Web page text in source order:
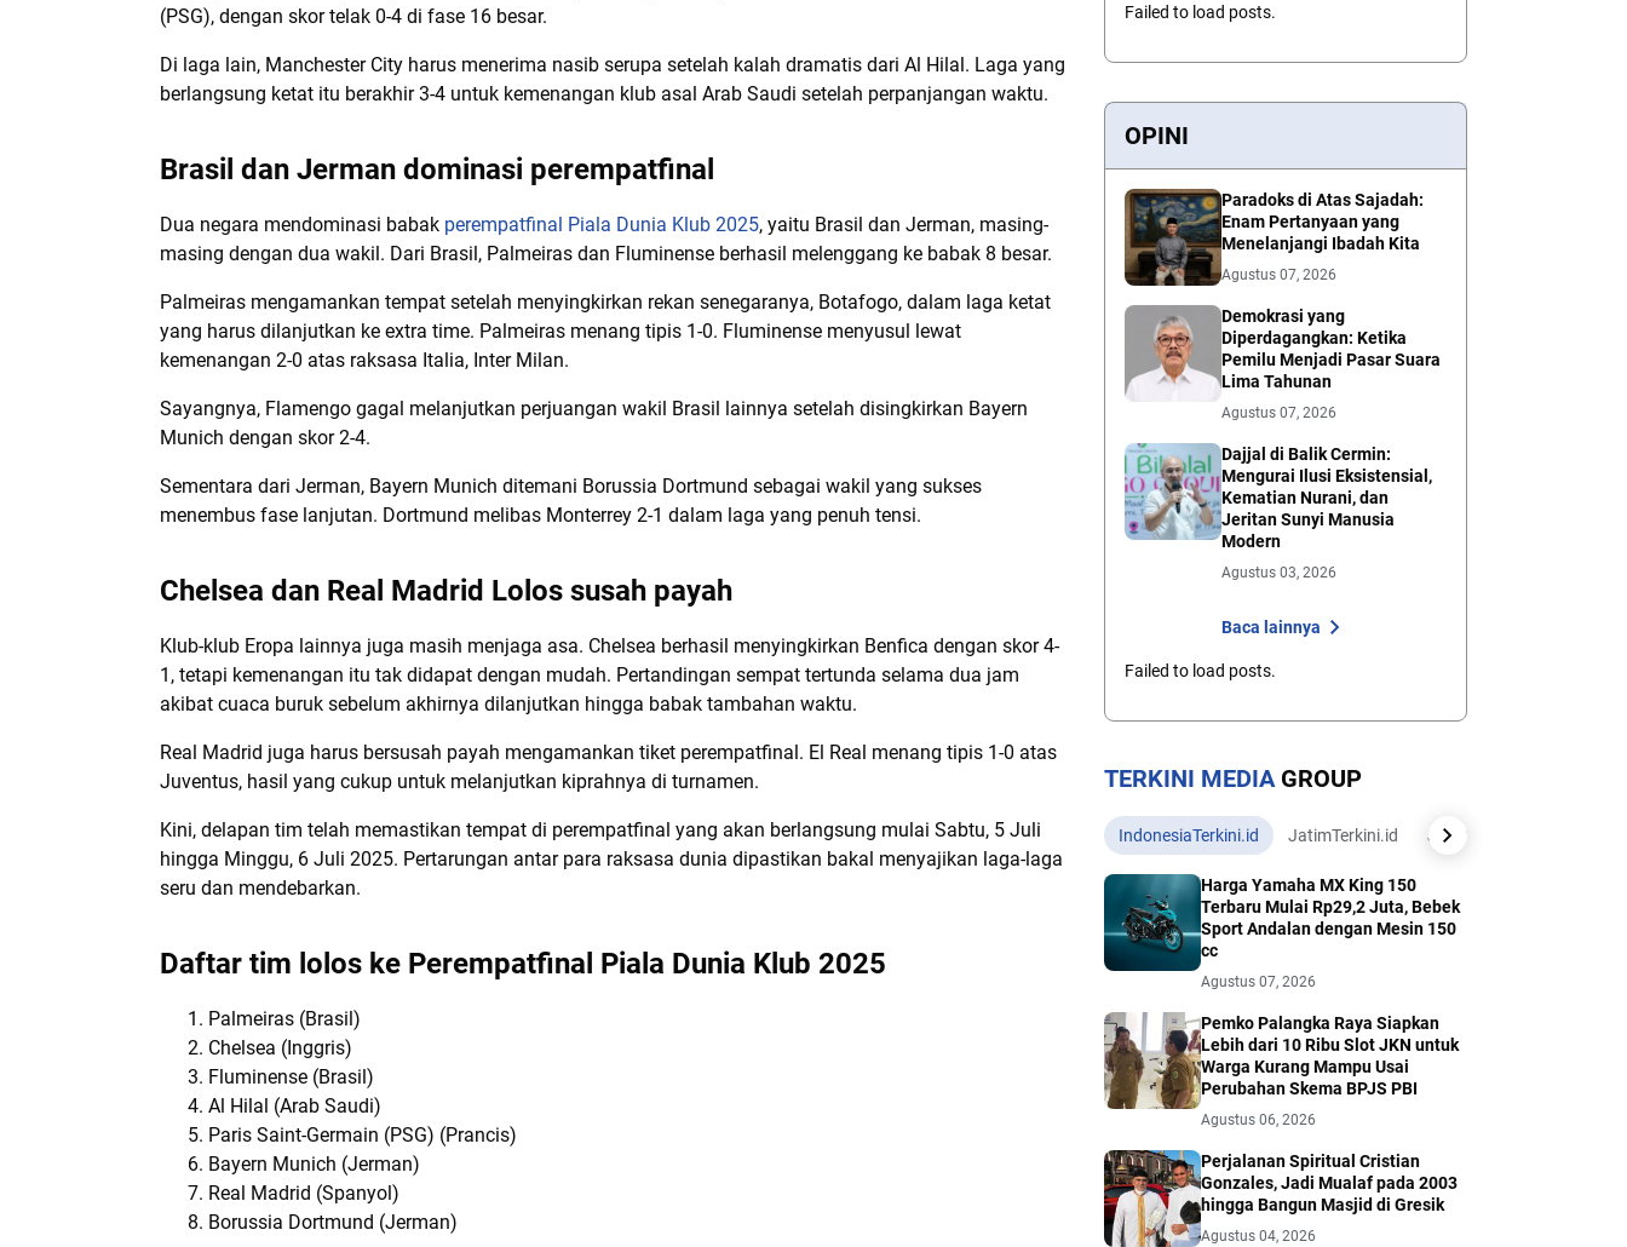
(PSG), dengan skor telak 0-4 di fase 16 besar.
Di laga lain, Manchester City harus menerima nasib serupa setelah kalah dramatis dari Al Hilal. Laga yang
berlangsung ketat itu berakhir 3-4 untuk kemenangan klub asal Arab Saudi setelah perpanjangan waktu.
Brasil dan Jerman dominasi perempatfinal
Dua negara mendominasi babak perempatfinal Piala Dunia Klub 2025, yaitu Brasil dan Jerman, masing-
masing dengan dua wakil. Dari Brasil, Palmeiras dan Fluminense berhasil melenggang ke babak 8 besar.
Palmeiras mengamankan tempat setelah menyingkirkan rekan senegaranya, Botafogo, dalam laga ketat
yang harus dilanjutkan ke extra time. Palmeiras menang tipis 1-0. Fluminense menyusul lewat
kemenangan 2-0 atas raksasa Italia, Inter Milan.
Sayangnya, Flamengo gagal melanjutkan perjuangan wakil Brasil lainnya setelah disingkirkan Bayern
Munich dengan skor 2-4.
Sementara dari Jerman, Bayern Munich ditemani Borussia Dortmund sebagai wakil yang sukses
menembus fase lanjutan. Dortmund melibas Monterrey 2-1 dalam laga yang penuh tensi.
Chelsea dan Real Madrid Lolos susah payah
Klub-klub Eropa lainnya juga masih menjaga asa. Chelsea berhasil menyingkirkan Benfica dengan skor 4-
1, tetapi kemenangan itu tak didapat dengan mudah. Pertandingan sempat tertunda selama dua jam
akibat cuaca buruk sebelum akhirnya dilanjutkan hingga babak tambahan waktu.
Real Madrid juga harus bersusah payah mengamankan tiket perempatfinal. El Real menang tipis 1-0 atas
Juventus, hasil yang cukup untuk melanjutkan kiprahnya di turnamen.
Kini, delapan tim telah memastikan tempat di perempatfinal yang akan berlangsung mulai Sabtu, 5 Juli
hingga Minggu, 6 Juli 2025. Pertarungan antar para raksasa dunia dipastikan bakal menyajikan laga-laga
seru dan mendebarkan.
Daftar tim lolos ke Perempatfinal Piala Dunia Klub 2025
Palmeiras (Brasil)
Chelsea (Inggris)
Fluminense (Brasil)
Al Hilal (Arab Saudi)
Paris Saint-Germain (PSG) (Prancis)
Bayern Munich (Jerman)
Real Madrid (Spanyol)
Borussia Dortmund (Jerman)
Failed to load posts.
OPINI
Paradoks di Atas Sajadah:
Enam Pertanyaan yang
Menelanjangi Ibadah Kita
Agustus 07, 2026
Demokrasi yang
Diperdagangkan: Ketika
Pemilu Menjadi Pasar Suara
Lima Tahunan
Agustus 07, 2026
Dajjal di Balik Cermin:
Mengurai Ilusi Eksistensial,
Kematian Nurani, dan
Jeritan Sunyi Manusia
Modern
Agustus 03, 2026
Baca lainnya
Failed to load posts.
TERKINI MEDIAGROUP
IndonesiaTerkini.id JatimTerkini.id JatengTerkini.id
Harga Yamaha MX King 150
Terbaru Mulai Rp29,2 Juta, Bebek
Sport Andalan dengan Mesin 150
cc
Agustus 07, 2026
Pemko Palangka Raya Siapkan
Lebih dari 10 Ribu Slot JKN untuk
Warga Kurang Mampu Usai
Perubahan Skema BPJS PBI
Agustus 06, 2026
Perjalanan Spiritual Cristian
Gonzales, Jadi Mualaf pada 2003
hingga Bangun Masjid di Gresik
Agustus 04, 2026